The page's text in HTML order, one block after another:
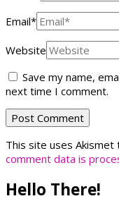
Email*
Website
Save my name,
next time I comment.
This site uses Akismet
comment data is
Hello There!